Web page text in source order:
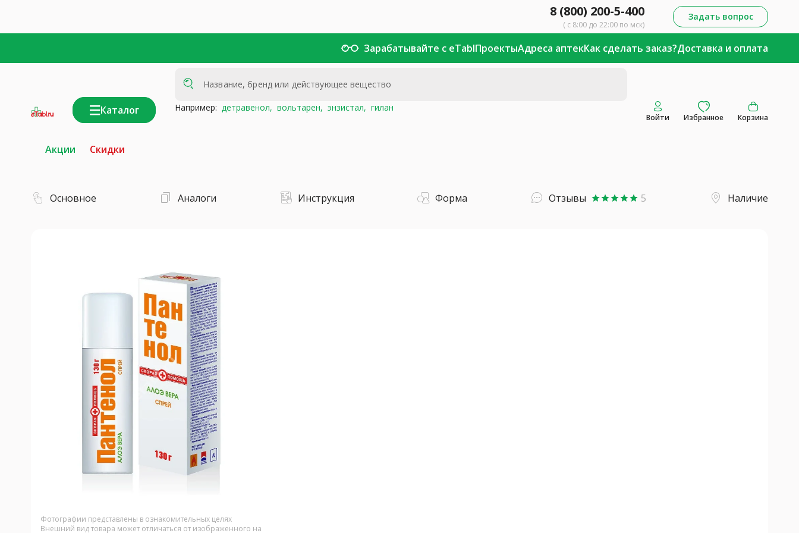
8 (800) 200-5-400
( с 8:00 до 22:00 по мск)
Задать вопрос
Зарабатывайте с eTablПроектыАдреса аптекКак сделать заказ?Доставка и оплата
Каталог Например: детравенол, вольтарен, энзистал, гилан
Войти Избранное Корзина
Акции Скидки
Основное Аналоги Инструкция Форма Отзывы starstarstarstarstar 5 Наличие
Фотографии представлены в ознакомительных целях
Внешний вид товара может отличаться от изображенного на